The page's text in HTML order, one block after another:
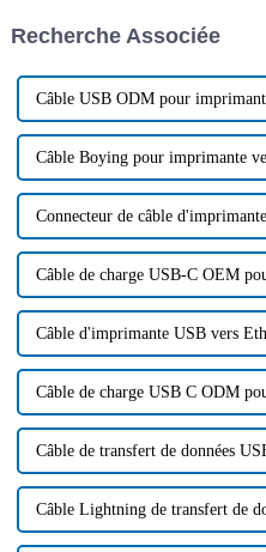
développement…
Recherche Associée
Câble USB ODM pour
Câble Boying pour imprimante
Connecteur de câble
Câble de charge USB-C OEM
Câble d'imprimante USB vers
Câble de charge USB C ODM
Câble de transfert de données
Câble Lightning de transfert de